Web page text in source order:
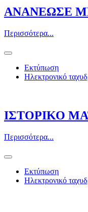
ΑΝΑΝΕΩΣΕ
Περισσότερα...
Εκτύπωση
Ηλεκτρονικό
ΙΣΤΟΡΙΚΟ
Περισσότερα...
Εκτύπωση
Ηλεκτρονικό